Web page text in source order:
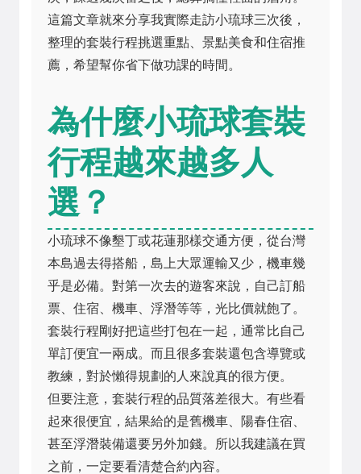
這篇文章就來分享我實際走訪小琉球三次後，
整理的套裝行程挑選重點、景點美食和住宿推
薦，希望幫你省下做功課的時間。
為什麼小琉球套裝
行程越來越多人
選？
小琉球不像墾丁或花蓮那樣交通方便，從台灣
本島過去得搭船，島上大眾運輸又少，機車幾
乎是必備。對第一次去的遊客來說，自己訂船
票、住宿、機車、浮潛等等，光比價就飽了。
套裝行程剛好把這些打包在一起，通常比自己
單訂便宜一兩成。而且很多套裝還包含導覽或
教練，對於懶得規劃的人來說真的很方便。
但要注意，套裝行程的品質落差很大。有些看
起來很便宜，結果給的是舊機車、陽春住宿、
甚至浮潛裝備還要另外加錢。所以我建議在買
之前，一定要看清楚合約內容。